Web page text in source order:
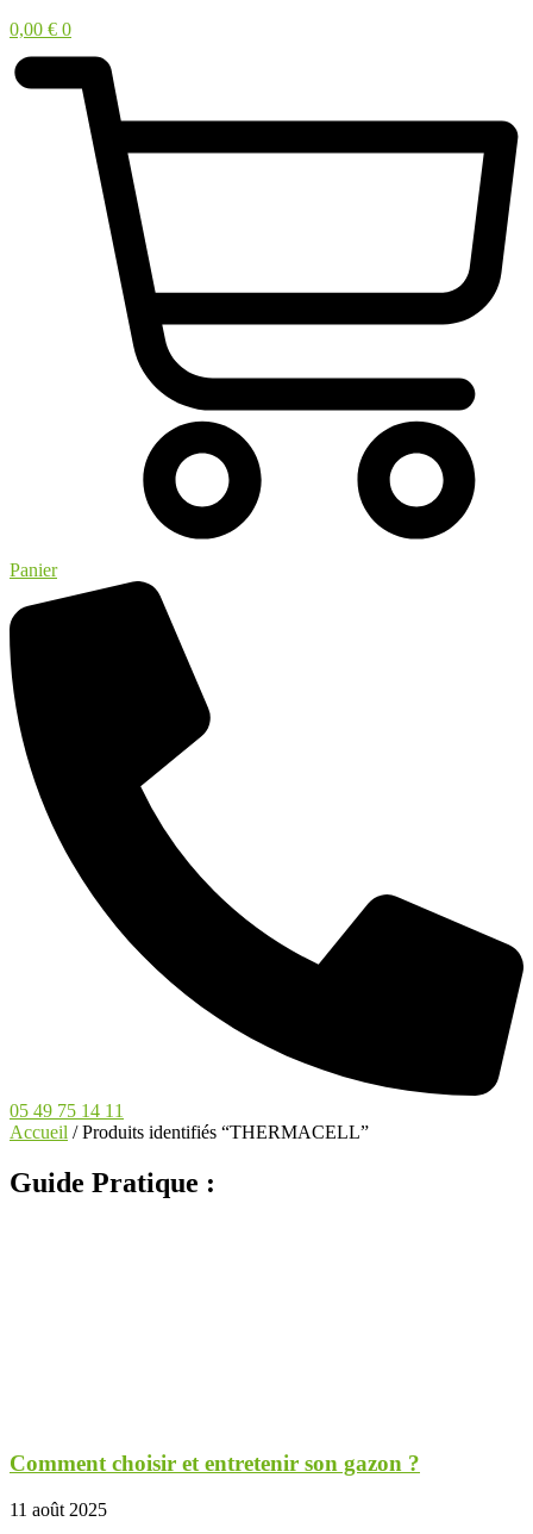
0,00 € 0
Panier
05 49 75 14 11
Accueil / Produits identifiés “THERMACELL”
Guide Pratique :
Comment choisir et entretenir son gazon ?
11 août 2025